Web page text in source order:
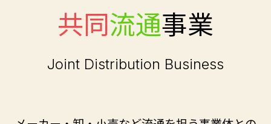
共同流通事業
Joint Distribution Business